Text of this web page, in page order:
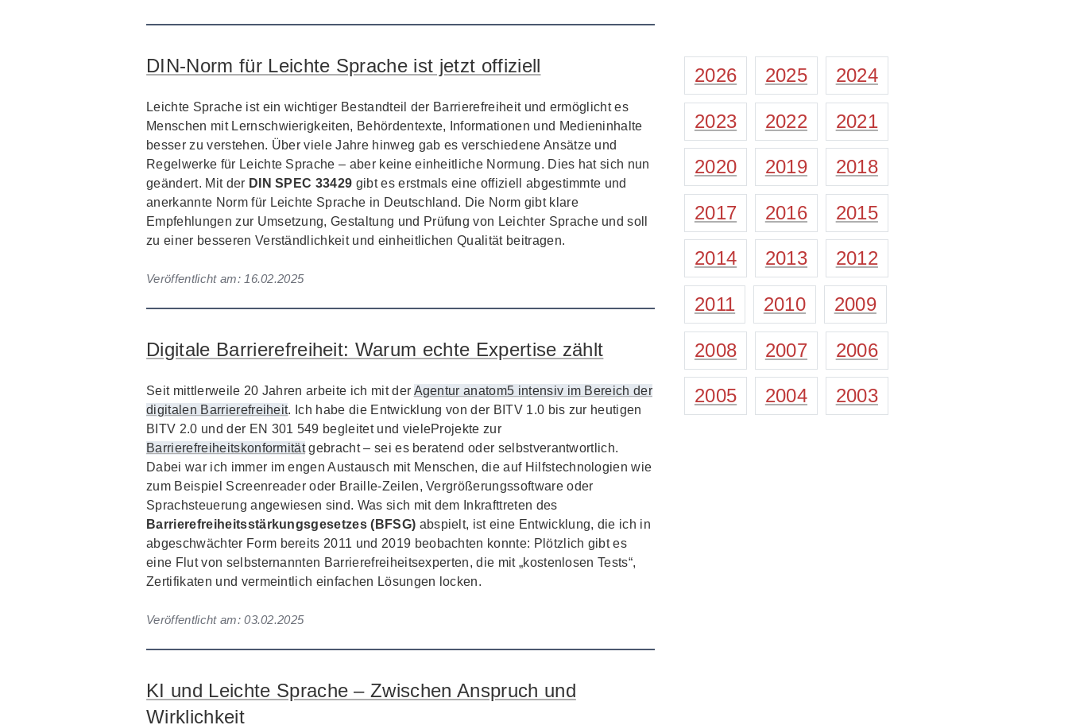
DIN-Norm für Leichte Sprache ist jetzt offiziell
Leichte Sprache ist ein wichtiger Bestandteil der Barrierefreiheit und ermöglicht es
Menschen mit Lernschwierigkeiten, Behördentexte, Informationen und Medieninhalte
besser zu verstehen. Über viele Jahre hinweg gab es verschiedene Ansätze und
Regelwerke für Leichte Sprache – aber keine einheitliche Normung. Dies hat sich nun
geändert. Mit der DIN SPEC 33429 gibt es erstmals eine offiziell abgestimmte und
anerkannte Norm für Leichte Sprache in Deutschland. Die Norm gibt klare
Empfehlungen zur Umsetzung, Gestaltung und Prüfung von Leichter Sprache und soll
zu einer besseren Verständlichkeit und einheitlichen Qualität beitragen.
Veröffentlicht am: 16.02.2025
Digitale Barrierefreiheit: Warum echte Expertise zählt
Seit mittlerweile 20 Jahren arbeite ich mit der Agentur anatom5 intensiv im Bereich der
digitalen Barrierefreiheit. Ich habe die Entwicklung von der BITV 1.0 bis zur heutigen
BITV 2.0 und der EN 301 549 begleitet und vieleProjekte zur
Barrierefreiheitskonformitätgebracht – sei es beratend oder selbstverantwortlich.
Dabei war ich immer im engen Austausch mit Menschen, die auf Hilfstechnologien wie
zum Beispiel Screenreader oder Braille-Zeilen, Vergrößerungssoftware oder
Sprachsteuerung angewiesen sind. Was sich mit dem Inkrafttreten des
Barrierefreiheitsstärkungsgesetzes (BFSG) abspielt, ist eine Entwicklung, die ich in
abgeschwächter Form bereits 2011 und 2019 beobachten konnte: Plötzlich gibt es
eine Flut von selbsternannten Barrierefreiheitsexperten, die mit „kostenlosen Tests“,
Zertifikaten und vermeintlich einfachen Lösungen locken.
Veröffentlicht am:03.02.2025
KI und Leichte Sprache – Zwischen Anspruch und
Wirklichkeit
2026 2025 2024
2023 2022 2021
2020 2019 2018
2017 2016 2015
2014 2013 2012
2011 2010 2009
2008 2007 2006
2005 2004 2003